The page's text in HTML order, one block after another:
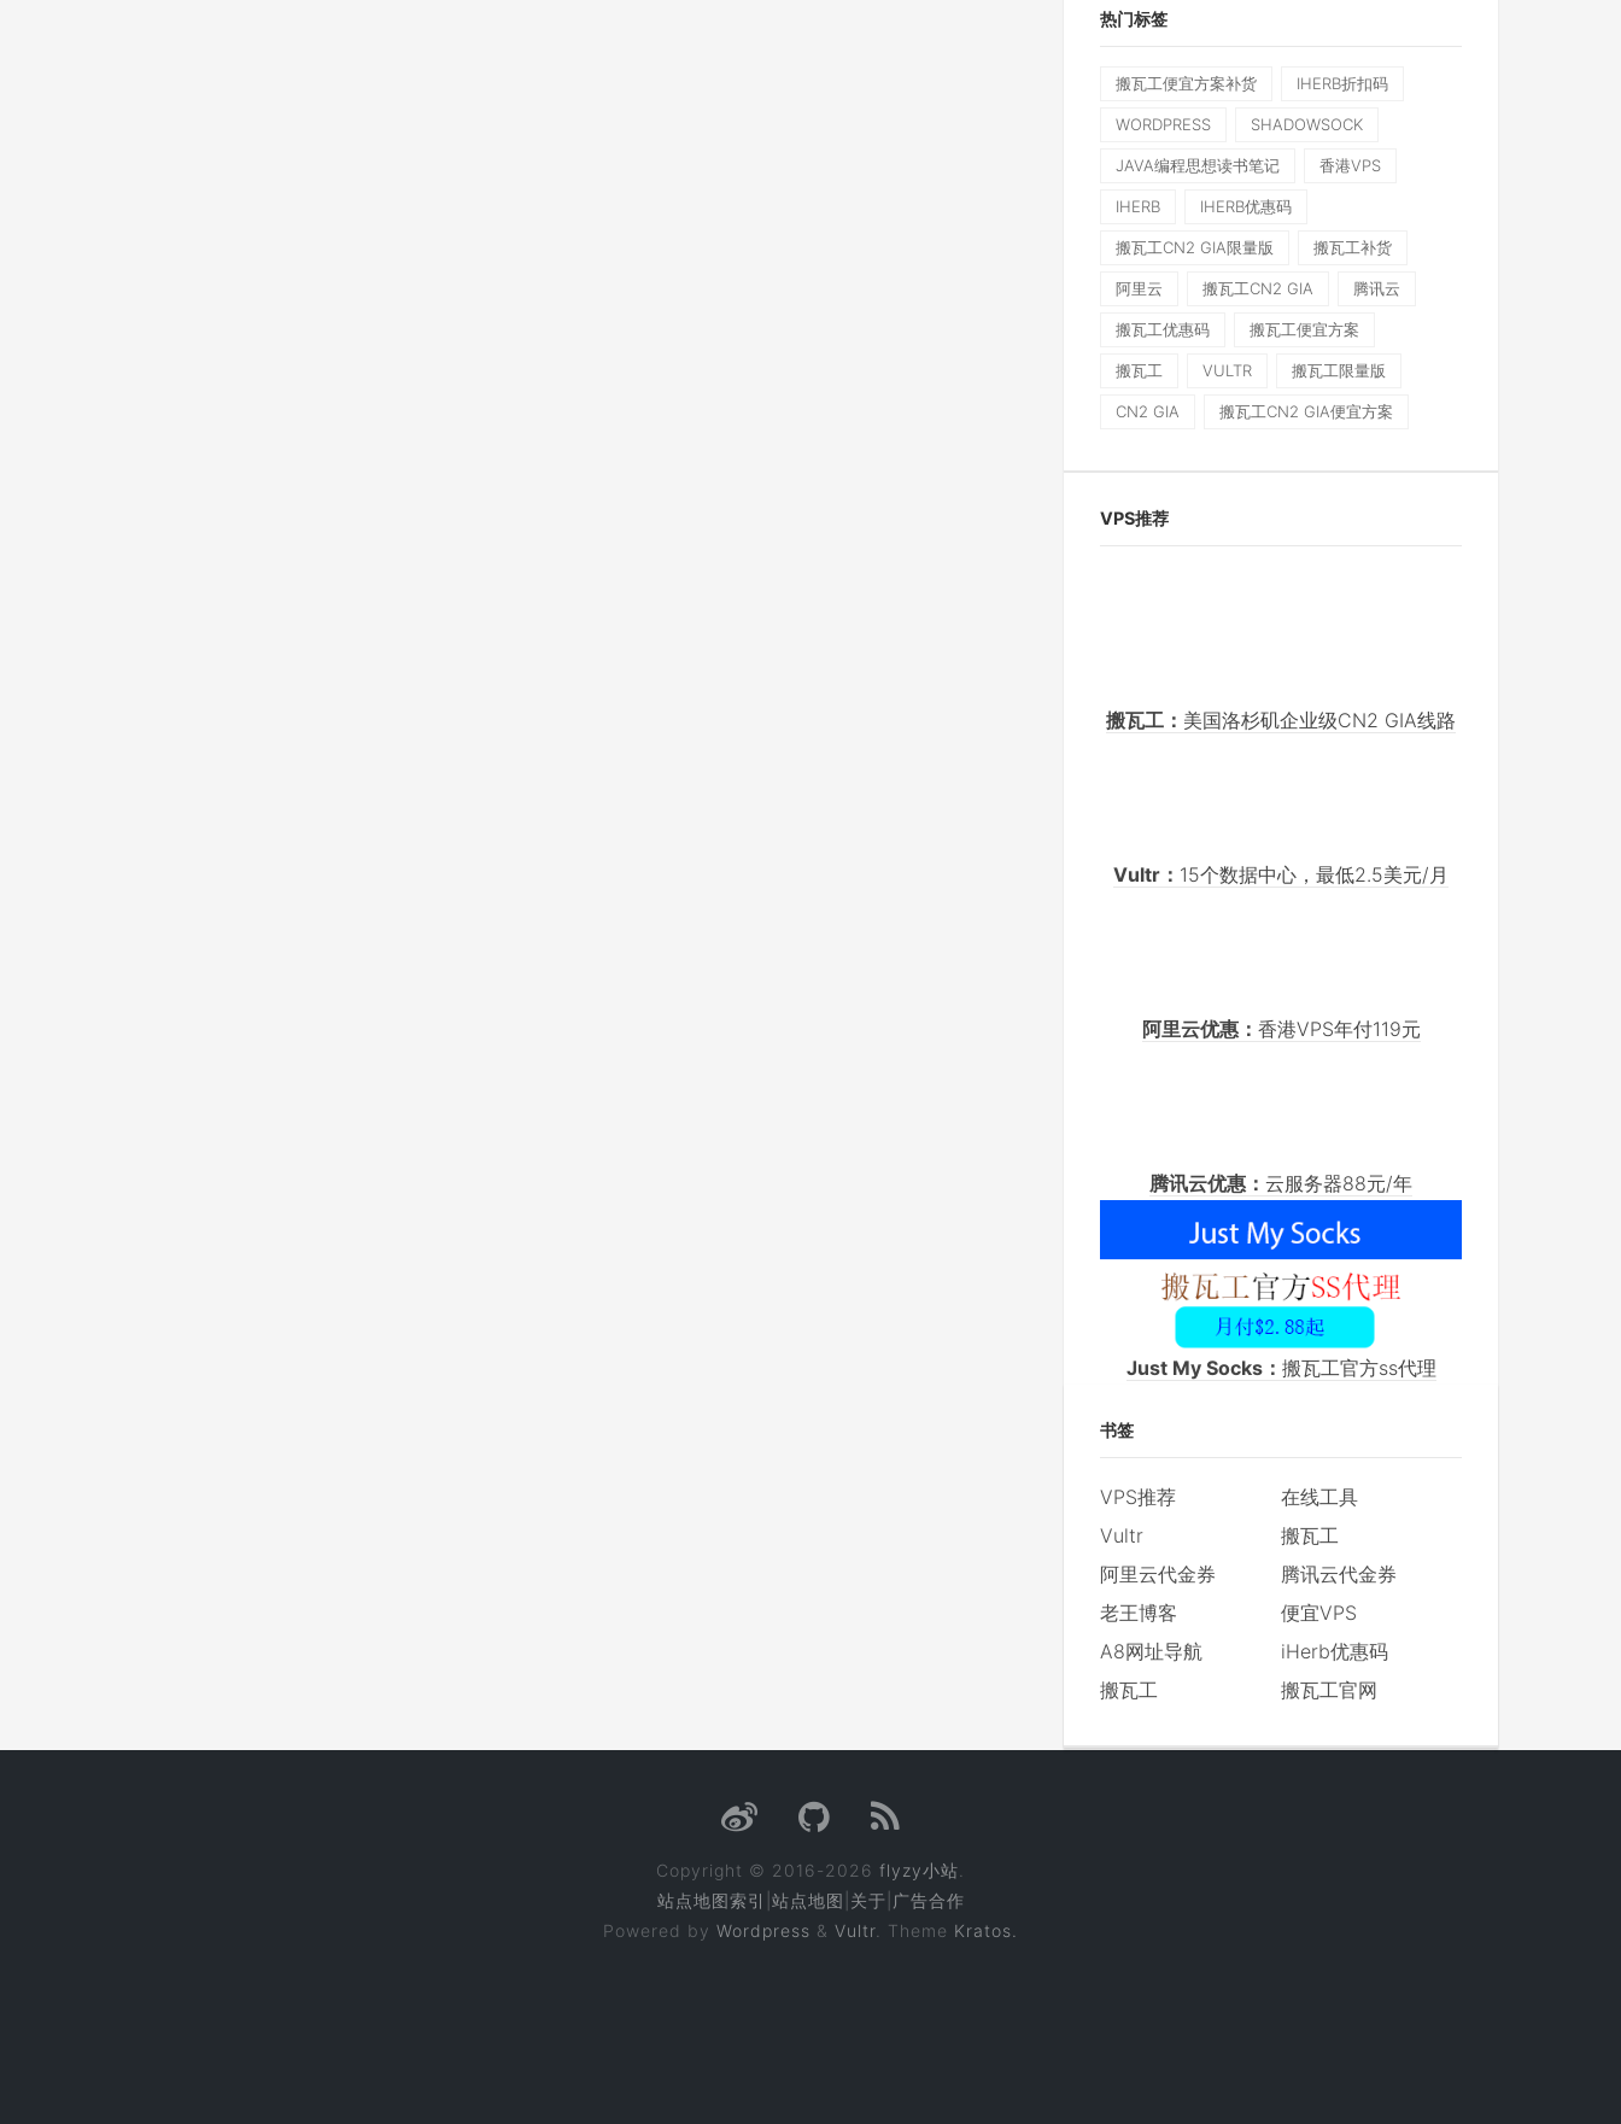
热门标签
搬瓦工便宜方案补货 IHERB折扣码
WORDPRESS SHADOWSOCK
JAVA编程思想读书笔记 香港VPS
IHERB IHERB优惠码
搬瓦工CN2 GIA限量版 搬瓦工补货
阿里云 搬瓦工CN2 GIA 腾讯云
搬瓦工优惠码 搬瓦工便宜方案
搬瓦工 VULTR 搬瓦工限量版
CN2 GIA 搬瓦工CN2 GIA便宜方案
VPS推荐
搬瓦工： 美国洛杉矶企业级CN2 GIA线路
Vultr： 15个数据中心，最低2.5美元/月
阿里云优惠： 香港VPS年付119元
腾讯云优惠： 云服务器88元/年
Just My Socks： 搬瓦工官方ss代理
书签
VPS推荐
在线工具
Vultr
搬瓦工
阿里云代金券
腾讯云代金券
老王博客
便宜VPS
A8网址导航
iHerb优惠码
搬瓦工
搬瓦工官网
Copyright © 2016-2026 flyzy小站.
站点地图索引
站点地图 关于 广告合作
Powered by Wordpress & Vultr. Theme Kratos.